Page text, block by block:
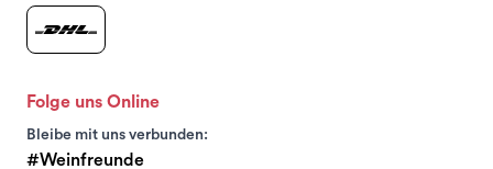
Folge uns Online
Bleibe mit uns verbunden:
#Weinfreunde